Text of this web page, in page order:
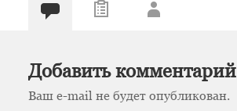
Добавить комментарий
Ваш e-mail не будет опубликован.